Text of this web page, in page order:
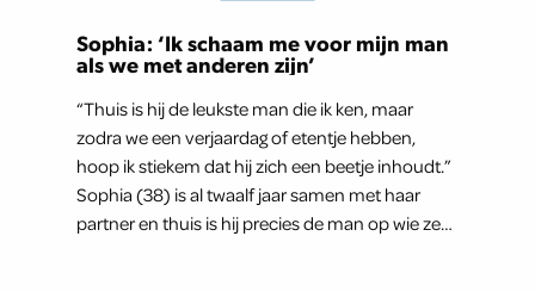
Sophia: ‘Ik schaam me voor mijn man
als we met anderen zijn’
“Thuis is hij de leukste man die ik ken, maar
zodra we een verjaardag of etentje hebben,
hoop ik stiekem dat hij zich een beetje inhoudt.”
Sophia (38) is al twaalf jaar samen met haar
partner en thuis is hij precies de man op wie ze